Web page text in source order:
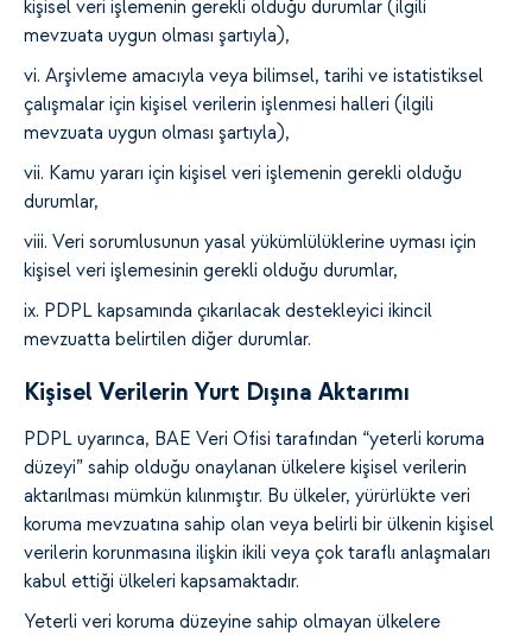
kişisel veri işlemenin gerekli olduğu durumlar (ilgili
mevzuata uygun olması şartıyla),
vi. Arşivleme amacıyla veya bilimsel, tarihi ve istatistiksel
çalışmalar için kişisel verilerin işlenmesi halleri (ilgili
mevzuata uygun olması şartıyla),
vii. Kamu yararı için kişisel veri işlemenin gerekli olduğu
durumlar,
viii. Veri sorumlusunun yasal yükümlülüklerine uyması için
kişisel veri işlemesinin gerekli olduğu durumlar,
ix. PDPL kapsamında çıkarılacak destekleyici ikincil
mevzuatta belirtilen diğer durumlar.
Kişisel Verilerin Yurt Dışına Aktarımı
PDPL uyarınca, BAE Veri Ofisi tarafından “yeterli koruma
düzeyi” sahip olduğu onaylanan ülkelere kişisel verilerin
aktarılması mümkün kılınmıştır. Bu ülkeler, yürürlükte veri
koruma mevzuatına sahip olan veya belirli bir ülkenin kişisel
verilerin korunmasına ilişkin ikili veya çok taraflı anlaşmaları
kabul ettiği ülkeleri kapsamaktadır.
Yeterli veri koruma düzeyine sahip olmayan ülkelere